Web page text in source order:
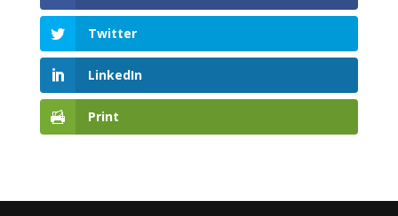
Twitter
LinkedIn
Print